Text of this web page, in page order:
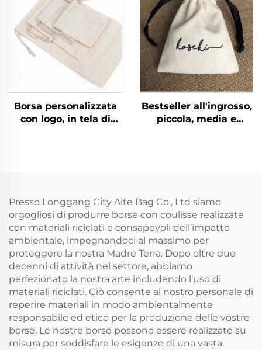
Organica e Sostenibile,
con Materiale in Juta,
per la Spiaggia e la
Spesa
personalizzato, piccola
borsa con doppio
cordino, tela bianca
semplice in mussola
Borsa personalizzata
con logo, in tela di
Bestseller all'ingrosso,
piccola, media e
confezione
Presso Longgang City Aite Bag Co., Ltd siamo
orgogliosi di produrre borse con coulisse realizzate
con materiali riciclati e consapevoli dell’impatto
ambientale, impegnandoci al massimo per
proteggere la nostra Madre Terra. Dopo oltre due
decenni di attività nel settore, abbiamo
perfezionato la nostra arte includendo l’uso di
materiali riciclati. Ciò consente al nostro personale di
reperire materiali in modo ambientalmente
responsabile ed etico per la produzione delle vostre
borse. Le nostre borse possono essere realizzate su
misura per soddisfare le esigenze di una vasta